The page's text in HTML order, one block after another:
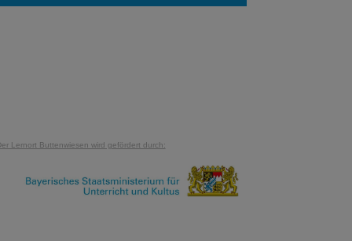
Lernort Buttenwiesen wird gefördert durch: